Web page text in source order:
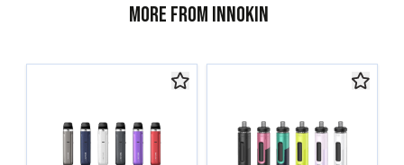
More from Innokin